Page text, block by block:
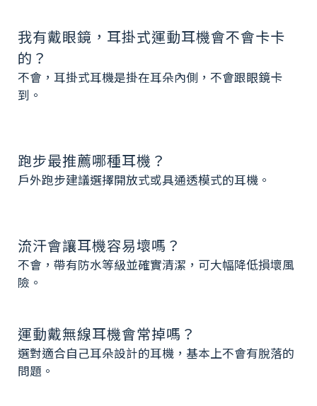
我有戴眼鏡，耳掛式運動耳機會不會卡卡
的？
不會，耳掛式耳機是掛在耳朵內側，不會跟眼鏡卡
到。
跑步最推薦哪種耳機？
戶外跑步建議選擇開放式或具通透模式的耳機。
流汗會讓耳機容易壞嗎？
不會，帶有防水等級並確實清潔，可大幅降低損壞風
險。
運動戴無線耳機會常掉嗎？
選對適合自己耳朵設計的耳機，基本上不會有脫落的
問題。